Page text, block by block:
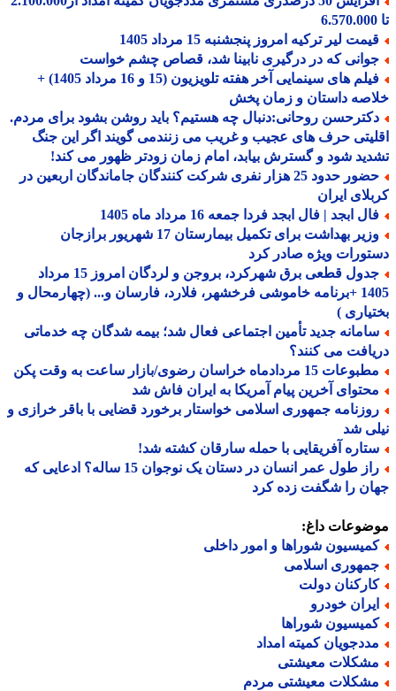
لیر ترکیه امروز پنجشنبه 15 مرداد 1405
که در درگیری نابینا شد، قصاص چشم خواست
فیلم های سینمایی آخر هفته تلویزیون (15 و 16 مرداد 1405) +
داستان و زمان پخش
روحانی:دنبال چه هستیم؟ باید روشن بشود برای مردم.
حرف های عجیب و غریب می زنندمی گویند اگر این جنگ
شود و گسترش بیابد، امام زمان زودتر ظهور می کند!
حضور حدود 25 هزار نفری شرکت کنندگان جاماندگان اربعین در
ایران
ابجد | فال ابجد فردا جمعه 16 مرداد ماه 1405
وزیر بهداشت برای تکمیل بیمارستان 17 شهریور برازجان
ویژه صادر کرد
جدول قطعی برق شهرکرد، بروجن و لردگان امروز 15 مرداد
1405 +برنامه خاموشی فرخشهر، فلارد، فارسان و... (چهارمحال و
)
جدید تأمین اجتماعی فعال شد؛ بیمه شدگان چه خدماتی
می کنند؟
15 مردادماه خراسان رضوی/بازار ساعت به وقت پکن
آخرین پیام آمریکا به ایران فاش شد
جمهوری اسلامی خواستار برخورد قضایی با باقر خرازی و
شد
آفریقایی با حمله سارقان کشته شد!
راز طول عمر انسان در دستان یک نوجوان 15 ساله؟ ادعایی که
را شگفت زده کرد
داغ:
شوراها و امور داخلی
اسلامی
دولت
خودرو
شوراها
کمیته امداد
معیشتی
معیشتی مردم